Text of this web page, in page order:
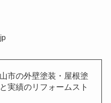
市の外壁塗装・屋根塗
実績のリフォームスト